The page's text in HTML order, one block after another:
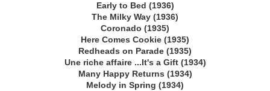
Early to Bed (1936)
The Milky Way (1936)
Coronado (1935)
Here Comes Cookie (1935)
Redheads on Parade (1935)
Une riche affaire ...It's a Gift (1934)
Many Happy Returns (1934)
Melody in Spring (1934)